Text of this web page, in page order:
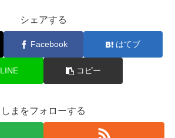
シェアする
Facebook はてブ
LINE コピー
しまをフォローする